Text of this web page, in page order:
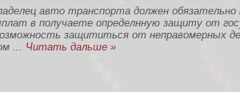
авто транспорта должен
в получаете определнную защиту от
защититься от неправомерных
... Читать дальше »